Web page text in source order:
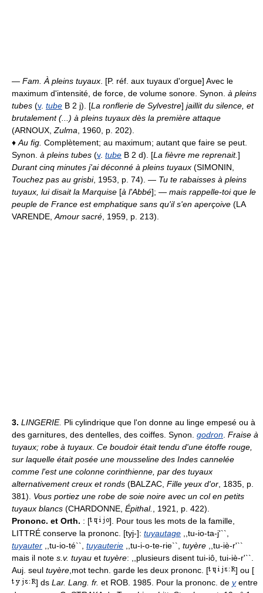
— Fam. À pleins tuyaux . [P. réf. aux tuyaux d'orgue] Avec le
maximum d'intensité, de force, de volume sonore. Synon. à pleins
tubes (v. tube B 2 j). [La ronflerie de Sylvestre] jaillit du silence, et
brutalement (...) à pleins tuyaux dès la première attaque
(ARNOUX, Zulma , 1960, p. 202).
♦ Au fig. Complètement; au maximum; autant que faire se peut.
Synon. à pleins tubes (v. tube B 2 d). [La fièvre me reprenait.]
Durant cinq minutes j'ai déconné à pleins tuyaux (SIMONIN,
Touchez pas au grisbi, 1953, p. 74). — Tu te rabaisses à pleins
tuyaux, lui disait la Marquise [à l'Abbé]; — mais rappelle-toi que le
peuple de France est emphatique sans qu'il s'en aperçoive (LA
VARENDE, Amour sacré , 1959, p. 213).
3. LINGERIE. Pli cylindrique que l'on donne au linge empesé ou à
des garnitures, des dentelles, des coiffes. Synon. godron Fraise à
tuyaux; robe à tuyaux Ce boudoir était tendu d'une étoffe rouge,
sur laquelle était posée une mousseline des Indes cannelée
comme l'est une colonne corinthienne, par des tuyaux
alternativement creux et ronds (BALZAC, Fille yeux d'or , 1835, p.
381). Vous portiez une robe de soie noire avec un col en petits
tuyaux blancs (CHARDONNE, Épithal.
, 1921, p. 422).
Prononc. et Orth. : [
]. Pour tous les mots de la famille,
LITTRÉ conserve la prononc. [tyj-]: tuyautage ,,tu-io-ta-j'``,
tuyauter ,,tu-io-té``, tuyauterie ,,tu-i-o-te-rie``, tuyère ,,tu-iè-r'``
mais il note s.v. tuyau et tuyère: ,,plusieurs disent tui-iô, tui-iè-r'``.
Auj. seul tuyère mot techn. garde les deux prononc. [
] ou [
] ds Lar. Lang. fr. et ROB. 1985. Pour la prononc. de yentre